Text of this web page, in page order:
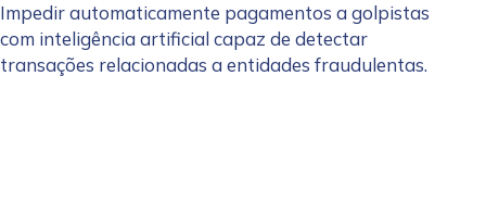
Impedir automaticamente pagamentos a golpistas
com inteligência artificial capaz de detectar
transações relacionadas a entidades fraudulentas.